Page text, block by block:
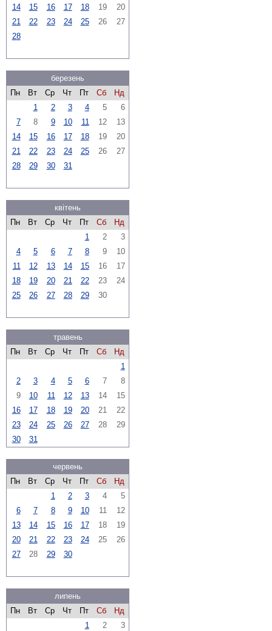
14 15 16 17 18 19
20
21
22 23 24 25 26
27
28
березень
Пн
Вт Ср Чт Пт Сб
Нд
1
2 3 4 5
6
7
8 9 10 11 12
13
14
15 16 17 18 19
20
21
22 23 24 25 26
27
28
29 30 31
квітень
Пн
Вт Ср Чт Пт Сб
Нд
1
2
3
4
5 6 7 8 9
10
11
12 13 14 15 16
17
18
19 20 21 22 23
24
25
26 27 28 29 30
травень
Пн
Вт Ср Чт Пт Сб
Нд
1
2
3 4 5 6 7
8
9
10 11 12 13 14
15
16
17 18 19 20 21
22
23
24 25 26 27 28
29
30
31
червень
Пн
Вт Ср Чт Пт Сб
Нд
1
2 3 4
5
6
7 8 9 10 11
12
13
14 15 16 17 18
19
20
21 22 23 24 25
26
27
28 29 30
липень
Пн
Вт Ср Чт Пт Сб
Нд
1
2
3